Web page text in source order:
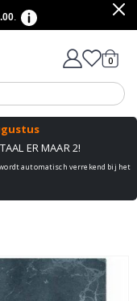
.
0
ER MAAR 2!
automatisch verrekend bij het
Mand
Naar de kassa